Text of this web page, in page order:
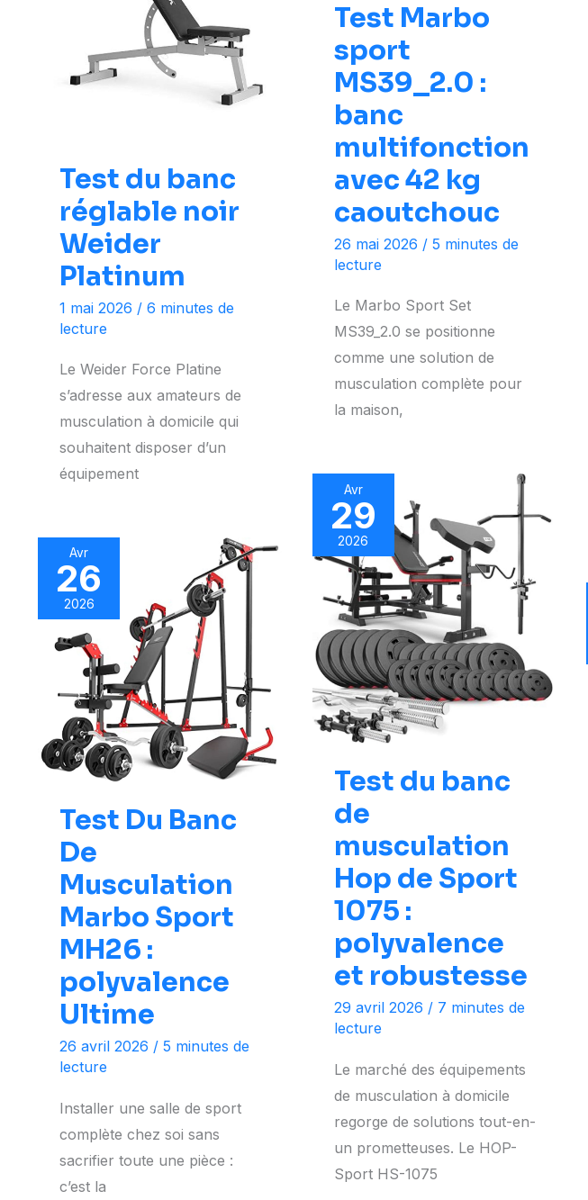
Test Marbo
sport
MS39_2.0 :
banc
multifonction
avec 42 kg
caoutchouc
26 mai 2026 / 5 minutes de
lecture
Le Marbo Sport Set
MS39_2.0 se positionne
comme une solution de
musculation complète pour
la maison,
Test du banc
réglable noir
Weider
Platinum
1 mai 2026 / 6 minutes de
lecture
Le Weider Force Platine
s’adresse aux amateurs de
musculation à domicile qui
souhaitent disposer d’un
équipement
Avr
29
2026
Test du banc
de
musculation
Hop de Sport
1075 :
polyvalence
et robustesse
29 avril 2026 / 7 minutes de
lecture
Le marché des équipements
de musculation à domicile
regorge de solutions tout-en-
un prometteuses. Le HOP-
Sport HS-1075
Avr
26
2026
Test Du Banc
De
Musculation
Marbo Sport
MH26 :
polyvalence
Ultime
26 avril 2026 / 5 minutes de
lecture
Installer une salle de sport
complète chez soi sans
sacrifier toute une pièce :
c’est la